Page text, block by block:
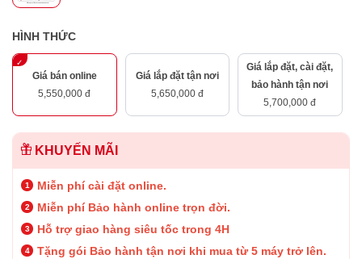
HÌNH THỨC
Giá bán online
5,550,000 đ
Giá lắp đặt tận nơi
5,650,000 đ
Giá lắp đặt, cài đặt,
bảo hành tận nơi
5,700,000 đ
KHUYẾN MÃI
Miễn phí cài đặt online.
Miễn phí Bảo hành online trọn đời.
Hỗ trợ giao hàng siêu tốc trong 4H
Tặng gói Bảo hành tận nơi khi mua từ 5 máy trở lên.